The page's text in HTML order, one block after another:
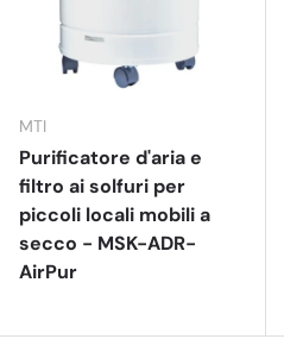
MTI
Purificatore d'aria e
filtro ai solfuri per
piccoli locali mobili a
secco - MSK-ADR-
AirPur